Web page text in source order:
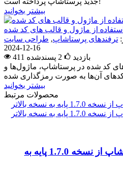
بیشتر بخوانید
از ماژول و قالب های کد شده
ترفندهای پرستاشاپ, طراحی سایت
2024-12-16
411 بازدید
2 پسندشده
کد شده در پرستاشاپ، ماژول‌ها و
بیشتر بخوانید
محصولات مرتبط
بسته خدمات ارتقا پرستاشاپ از نسخه 1.7.0 پایه به